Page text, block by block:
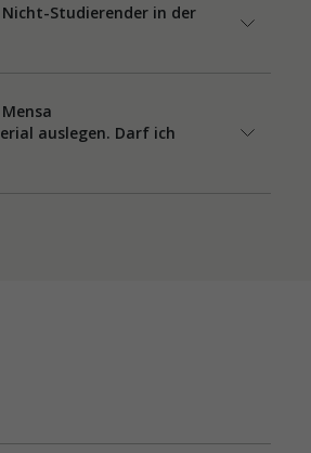
Studierender in der
auslegen. Darf ich